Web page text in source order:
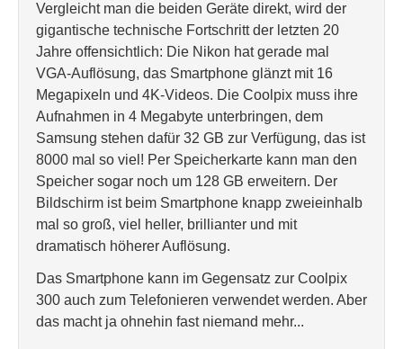
Vergleicht man die beiden Geräte direkt, wird der
gigantische technische Fortschritt der letzten 20
Jahre offensichtlich: Die Nikon hat gerade mal
VGA-Auflösung, das Smartphone glänzt mit 16
Megapixeln und 4K-Videos. Die Coolpix muss ihre
Aufnahmen in 4 Megabyte unterbringen, dem
Samsung stehen dafür 32 GB zur Verfügung, das ist
8000 mal so viel! Per Speicherkarte kann man den
Speicher sogar noch um 128 GB erweitern. Der
Bildschirm ist beim Smartphone knapp zweieinhalb
mal so groß, viel heller, brillianter und mit
dramatisch höherer Auflösung.
Das Smartphone kann im Gegensatz zur Coolpix
300 auch zum Telefonieren verwendet werden. Aber
das macht ja ohnehin fast niemand mehr...